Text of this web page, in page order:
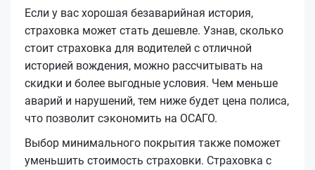
Если у вас хорошая безаварийная история,
страховка может стать дешевле. Узнав, сколько
стоит страховка для водителей с отличной
историей вождения, можно рассчитывать на
скидки и более выгодные условия. Чем меньше
аварий и нарушений, тем ниже будет цена полиса,
что позволит сэкономить на ОСАГО.
Выбор минимального покрытия также поможет
уменьшить стоимость страховки. Страховка с